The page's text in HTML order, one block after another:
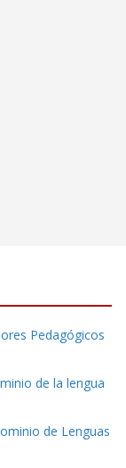
Pedagógicos
de la lengua
de Lenguas